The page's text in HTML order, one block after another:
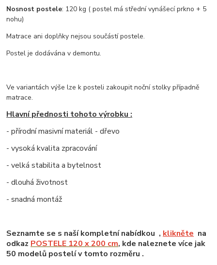
Nosnost postele: 120 kg ( postel má střední vynášecí prkno + 5
nohu)
Matrace ani doplňky nejsou součástí postele.
Postel je dodávána v demontu.
Ve variantách výše lze k posteli zakoupit noční stolky případně
matrace.
Hlavní přednosti tohoto výrobku :
- přírodní masivní materiál - dřevo
- vysoká kvalita zpracování
- velká stabilita a bytelnost
- dlouhá životnost
- snadná montáž
Seznamte se s naší kompletní nabídkou ,kliknětena
odkazPOSTELE 120 x 200 cm, kde naleznete více jak
50 modelů postelí v tomto rozměru .